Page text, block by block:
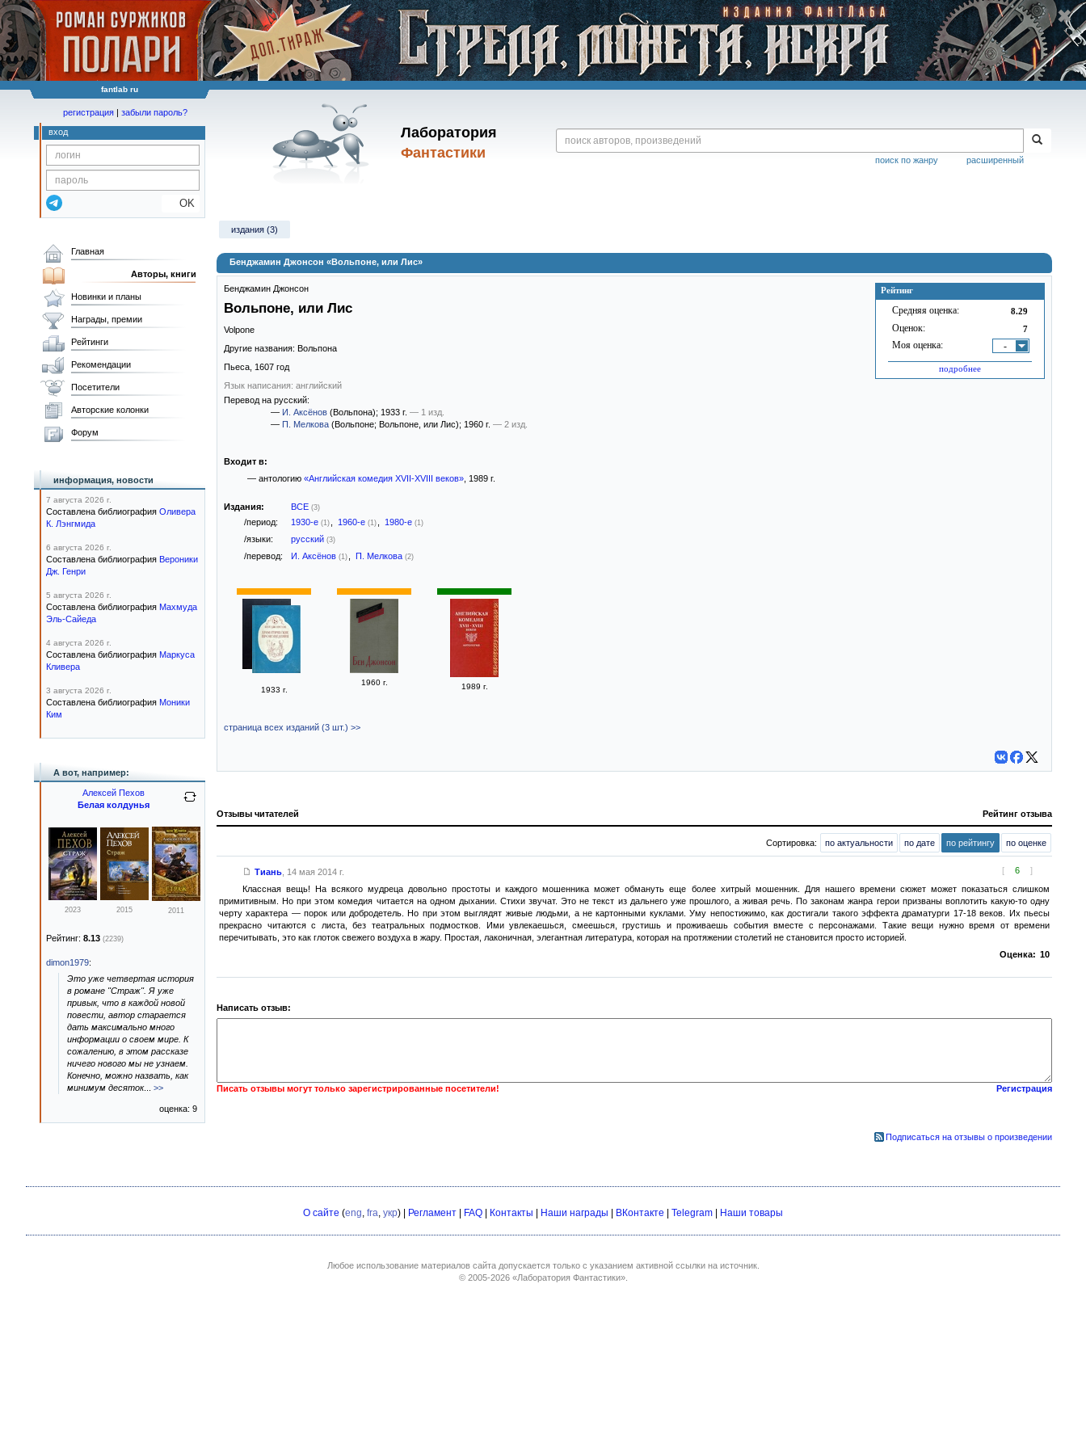
fantlab ru
Лаборатория
Фантастики
расширенный
поиск по жанру
регистрация | забыли пароль?
вход
OK
издания (3)
Бенджамин Джонсон «Вольпоне, или Лис»
Рейтинг
Средняя оценка: 8.29
Оценок: 7
Моя оценка: -
подробнее
Бенджамин Джонсон
Вольпоне, или Лис
Volpone
Другие названия: Вольпона
Пьеса, 1607 год
Язык написания: английский
Перевод на русский:
— И. Аксёнов (Вольпона); 1933 г. — 1 изд.
— П. Мелкова (Вольпоне; Вольпоне, или Лис); 1960 г. — 2 изд.
Входит в:
— антологию «Английская комедия XVII-XVIII веков», 1989 г.
Издания: ВСЕ (3)
/период: 1930-е (1) 1960-е (1) 1980-е (1)
/языки: русский (3)
/перевод: И. Аксёнов (1) П. Мелкова (2)
1933 г.
1960 г. 1989 г.
страница всех изданий (3 шт.) >>
Отзывы читателей Рейтинг отзыва
Сортировка: по актуальности по дате по рейтингу по оценке
[ 6 ]
Тиань, 14 мая 2014 г.
Классная вещь! На всякого мудреца довольно простоты и каждого мошенника может обмануть еще более хитрый мошенник. Для нашего времени сюжет может показаться слишком
примитивным. Но при этом комедия читается на одном дыхании. Стихи звучат. Это не текст из дальнего уже прошлого, а живая речь. По законам жанра герои призваны воплотить какую-то одну
черту характера — порок или добродетель. Но при этом выглядят живые людьми, а не картонными куклами. Уму непостижимо, как достигали такого эффекта драматурги 17-18 веков. Их пьесы
прекрасно читаются с листа, без театральных подмостков. Ими увлекаешься, смеешься, грустишь и проживаешь события вместе с персонажами. Такие вещи нужно время от времени
перечитывать, это как глоток свежего воздуха в жару. Простая, лаконичная, элегантная литература, которая на протяжении столетий не становится просто историей.
Оценка: 10
Написать отзыв:
Писать отзывы могут только зарегистрированные посетители! Регистрация
Подписаться на отзывы о произведении
Главная
Авторы, книги
Новинки и планы
Награды, премии
Рейтинги
Рекомендации
Посетители
Авторские колонки
Форум
информация, новости
7 августа 2026 г.
Составлена библиография Оливера
К. Лэнгмида
6 августа 2026 г.
Составлена библиография Вероники
Дж. Генри
5 августа 2026 г.
Составлена библиография Махмуда
Эль-Сайеда
4 августа 2026 г.
Составлена библиография Маркуса
Кливера
3 августа 2026 г.
Составлена библиография Моники
Ким
А вот, например:
Алексей Пехов
Белая колдунья
2023 2015 2011
Рейтинг: 8.13 (2239)
dimon1979:
Это уже четвертая история
в романе "Страж". Я уже
привык, что в каждой новой
повести, автор старается
дать максимально много
информации о своем мире. К
сожалению, в этом рассказе
ничего нового мы не узнаем.
Конечно, можно назвать, как
минимум десяток... >>
оценка: 9
О сайте (eng, fra, укр) | Регламент FAQ Контакты Наши награды ВКонтакте Telegram Наши товары
Любое использование материалов сайта допускается только с указанием активной ссылки на источник.
© 2005-2026 «Лаборатория Фантастики».